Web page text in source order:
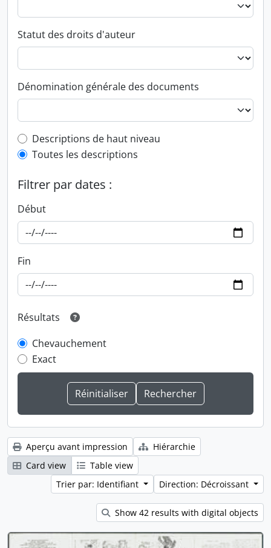
Statut des droits d'auteur
Dénomination générale des documents
Top-level description filter
Descriptions de haut niveau
Toutes les descriptions
Filtrer par dates :
Début
Fin
Résultats
Chevauchement
Exact
Aperçu avant impression
Hiérarchie
Card view
Table view
Trier par: Identifiant
Direction: Décroissant
Show 42 results with digital objects